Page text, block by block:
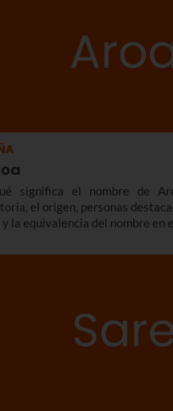
significa el nombre de
el origen, personas
y la equivalencia del nombre en